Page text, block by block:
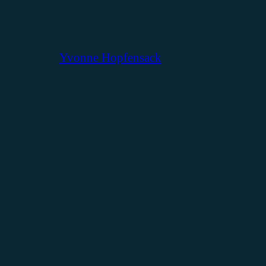
Yvonne Hopfensack